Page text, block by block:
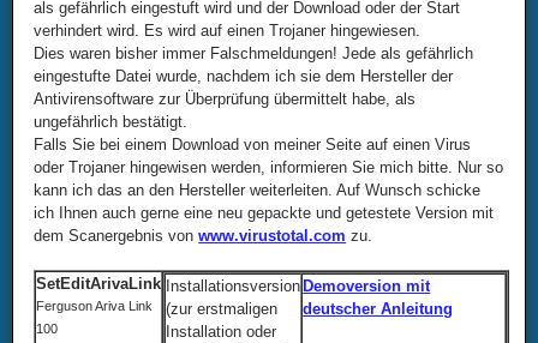
als gefährlich eingestuft wird und der Download oder der Start
verhindert wird. Es wird auf einen Trojaner hingewiesen.
Dies waren bisher immer Falschmeldungen! Jede als gefährlich
eingestufte Datei wurde, nachdem ich sie dem Hersteller der
Antivirensoftware zur Überprüfung übermittelt habe, als
ungefährlich bestätigt.
Falls Sie bei einem Download von meiner Seite auf einen Virus
oder Trojaner hingewisen werden, informieren Sie mich bitte. Nur so
kann ich das an den Hersteller weiterleiten. Auf Wunsch schicke
ich Ihnen auch gerne eine neu gepackte und getestete Version mit
dem Scanergebnis vonwww.virustotal.com zu.
SetEditArivaLink
Ferguson Ariva Link
100
Installationsversion
(zur erstmaligen
Installation oder
Demoversion mit
deutscher Anleitung